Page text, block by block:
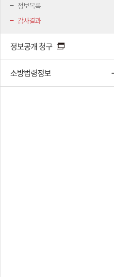
정보목록
감사결과
정보공개 청구
소방법령정보